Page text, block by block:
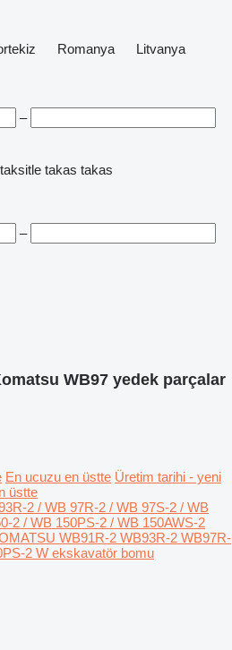
Romanya
Litvanya
–
taksitle takas takas
–
WB97 yedek parçalar
En ucuzu en üstte Üretim tarihi - yeni
üstte